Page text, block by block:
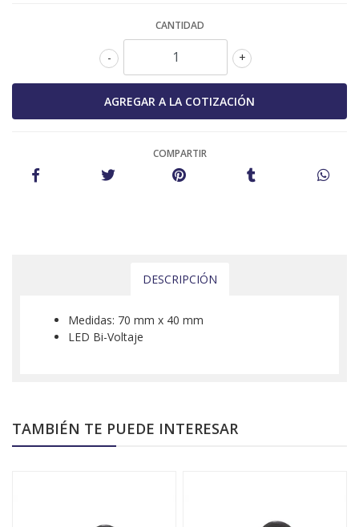
CANTIDAD
+
-
COMPARTIR
DESCRIPCIÓN
Medidas: 70 mm x 40 mm
LED Bi-Voltaje
TAMBIÉN TE PUEDE INTERESAR